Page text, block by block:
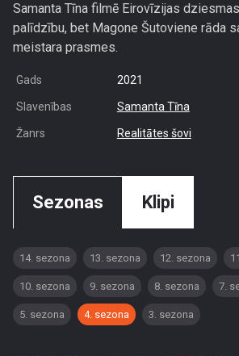
Samanta Tīna filmē Eirovīzijas
palīdzību, bet Magone Šutoviene rāda
meistara prasmes.
Gads 2021
Slavenības Samanta Tīna
Žanrs Realitātes šovi
Sezonas Klipi
14. sezona 13. sezona 12. sezona
10. sezona 9. sezona 8. sezona 7.
5. sezona 4. sezona 3. sezona